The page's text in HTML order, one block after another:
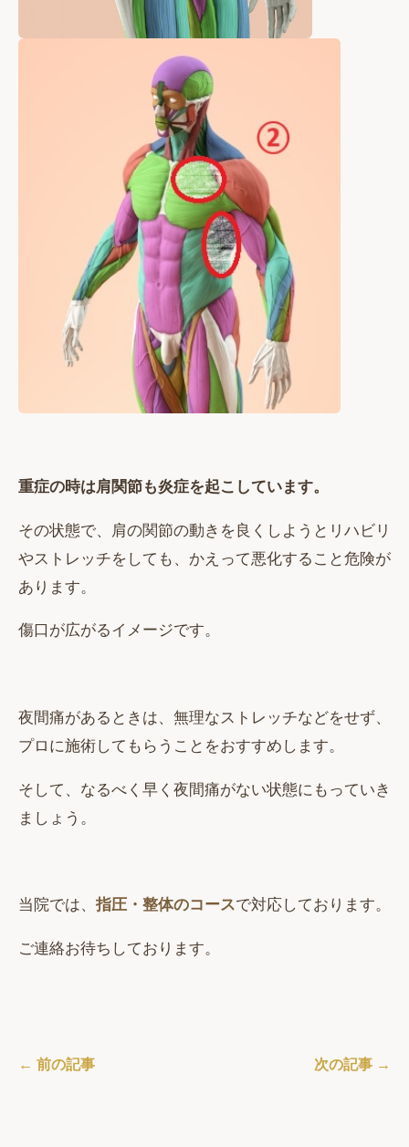
重症の時は肩関節も炎症を起こしています。
その状態で、肩の関節の動きを良くしようとリハビリ
やストレッチをしても、かえって悪化すること危険が
あります。
傷口が広がるイメージです。
夜間痛があるときは、無理なストレッチなどをせず、
プロに施術してもらうことをおすすめします。
そして、なるべく早く夜間痛がない状態にもっていき
ましょう。
当院では、 指圧・整体のコースで対応しております。
ご連絡お待ちしております。
← 前の記事 次の記事 →